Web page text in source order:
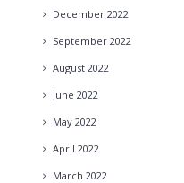
December 2022
September 2022
August 2022
June 2022
May 2022
April 2022
March 2022